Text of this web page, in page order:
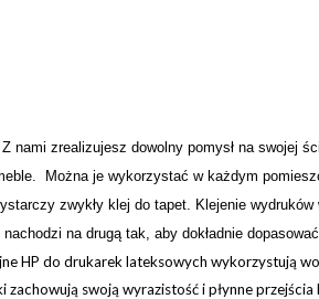
nami zrealizujesz dowolny pomysł na swojej ś
Można je wykorzystać w każdym
zwykły klej do tapet. Klejenie
na drugą tak, aby dokładnie
HP do drukarek lateksowych wykorzystują
swoją wyrazistość i płynne